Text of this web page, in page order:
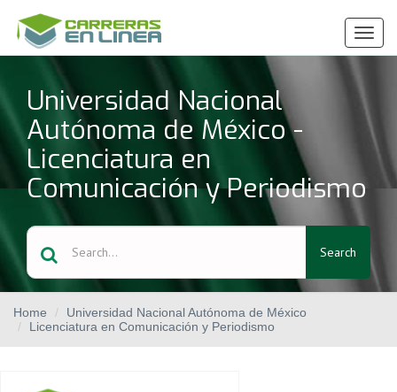
Ver
Menú
Universidad Nacional
Autónoma de México -
Licenciatura en
Comunicación y Periodismo
Search
Home
Universidad Nacional Autónoma de México
Licenciatura en Comunicación y Periodismo